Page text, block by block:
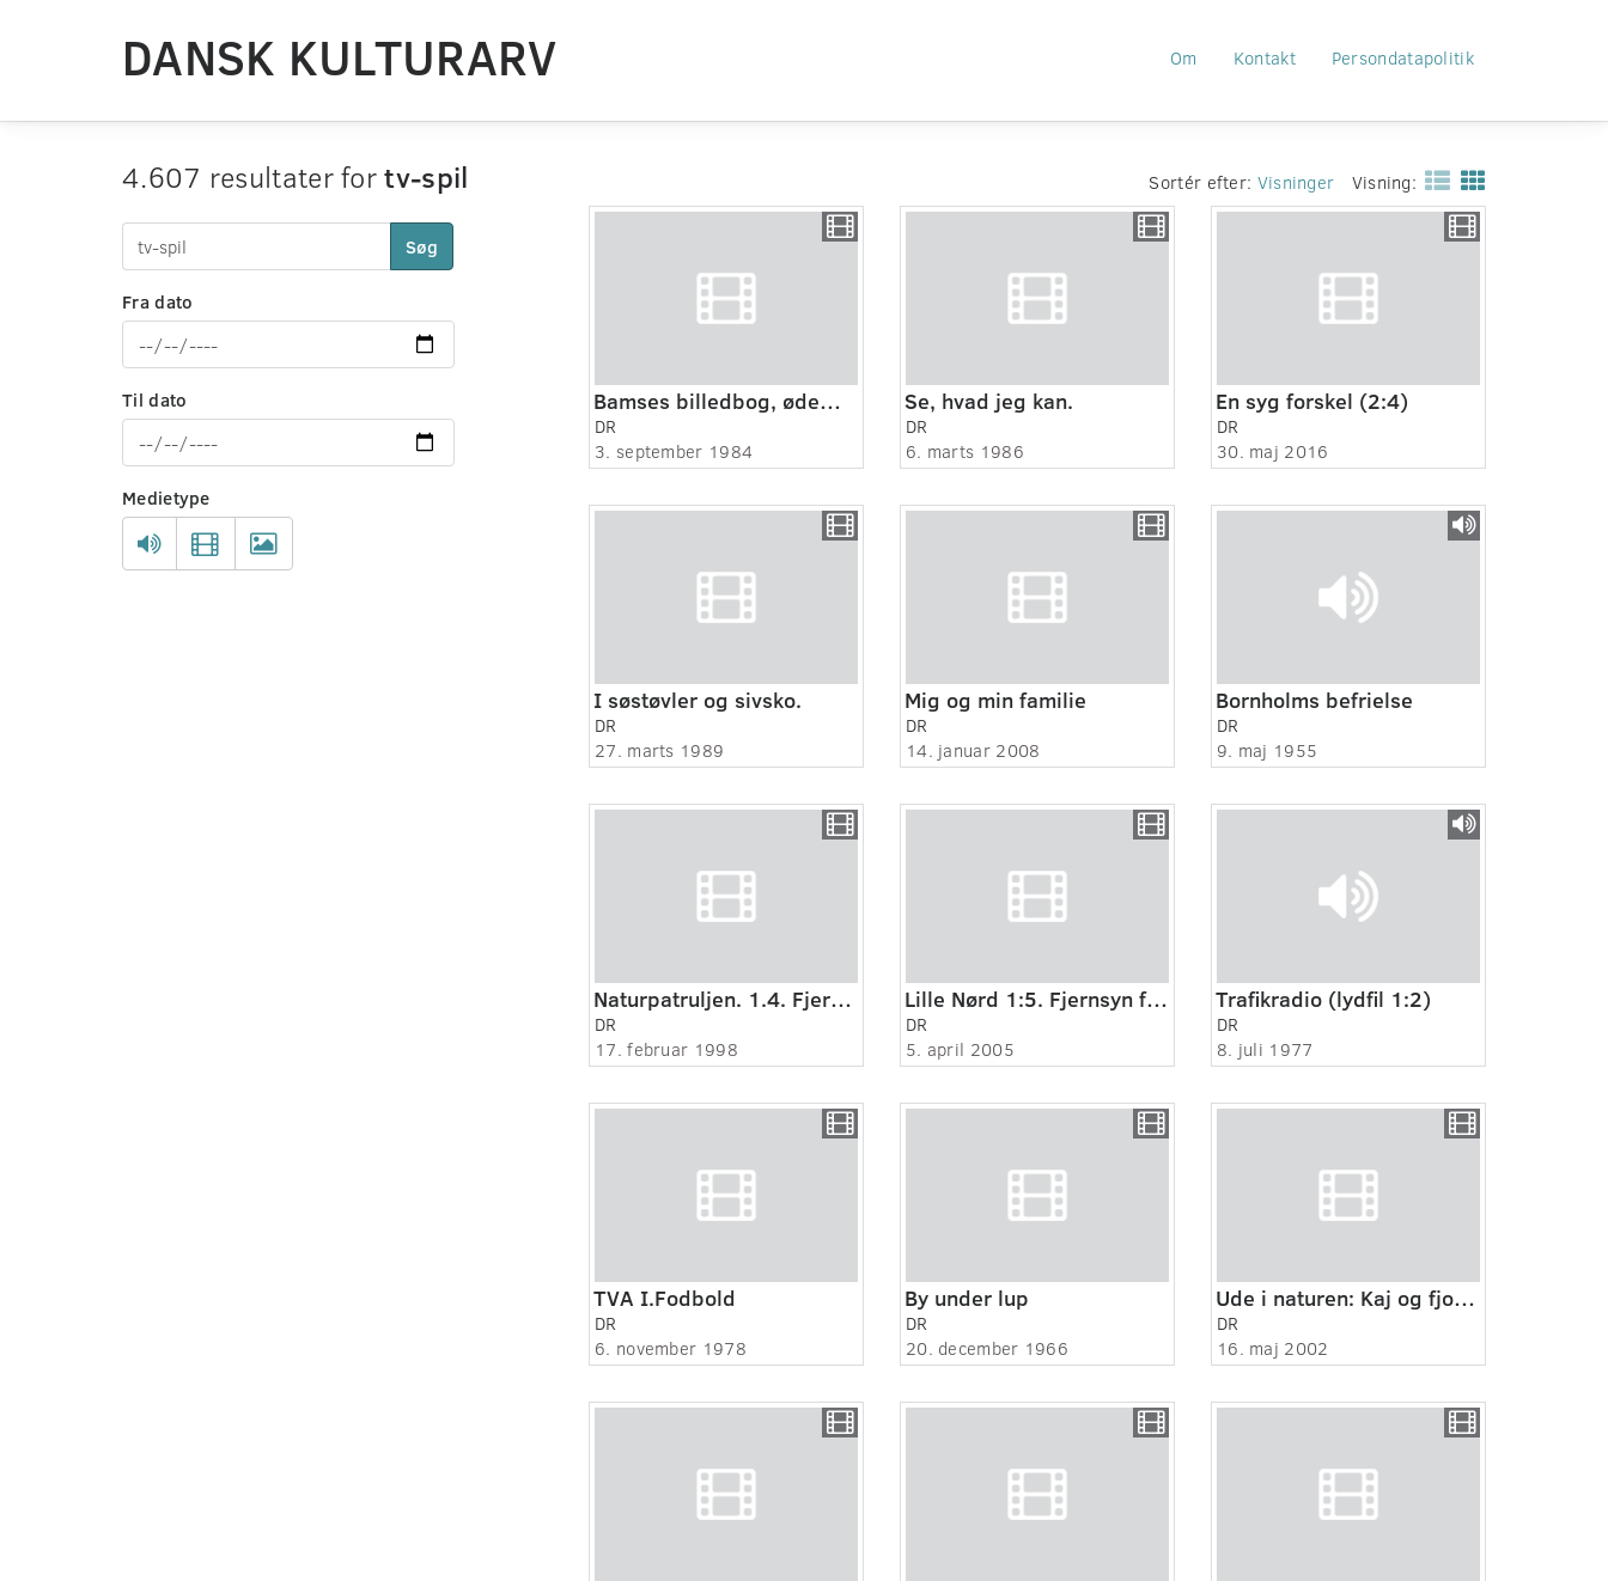
DANSK KULTURARV Om Kontakt Persondatapolitik
4.607 resultater fortv-spil
Søg
Fra dato
Til dato
Medietype
Sortér efter: Visninger Visning:
Bamses billedbog, ødemarken
DR
3. september 1984
Se, hvad jeg kan.
DR
6. marts 1986
En syg forskel (2:4)
DR
30. maj 2016
I søstøvler og sivsko.
DR
27. marts 1989
Mig og min familie
DR
14. januar 2008
Bornholms befrielse
DR
9. maj 1955
Naturpatruljen. 1.4. Fjernsyn for dig.
DR
17. februar 1998
Lille Nørd 1:5. Fjernsyn for dig
DR
5. april 2005
Trafikradio (lydfil 1:2)
DR
8. juli 1977
TVA I.Fodbold
DR
6. november 1978
By under lup
DR
20. december 1966
Ude i naturen: Kaj og fjorden.
DR
16. maj 2002